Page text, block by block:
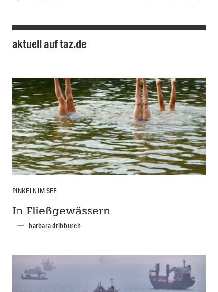
aktuell auf taz.de
PINKELN IM SEE
In Fließgewässern
barbara dribbusch